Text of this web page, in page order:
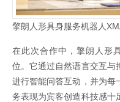
擎朗人形具身服务机器人
在此次合作中，擎朗人形
位。它通过自然语言交互与
进行智能问答互动，并为每
务表现为宾客创造科技感十